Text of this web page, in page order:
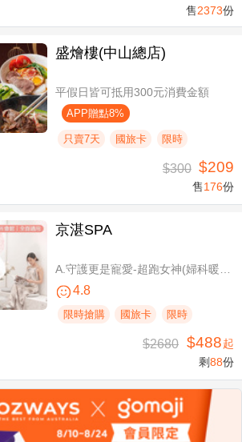
售2373份
盛燴樓(中山總店)
平假日皆可抵用300元消費金額
APP贈點8%
只賣7天 國旅卡 限時
$300 $209
售176份
京湛SPA
4.8
限時搶購 國旅卡 限時
$2680 $488起
剩88份